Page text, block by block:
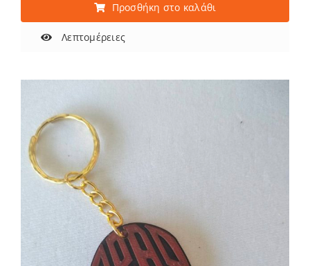
Προσθήκη στο καλάθι
Λεπτομέρειες